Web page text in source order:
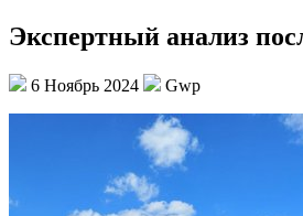
Экспертный анализ
6 Ноябрь 2024 Gwp